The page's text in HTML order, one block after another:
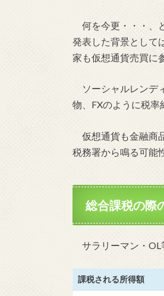
何を今更・・・、
発表した背景として
家も仮想通貨売買に
ソーシャルレンデ
物、FXのように税率
仮想通貨も金融商
税務署から鳴る可能
総合課税の際
サラリーマン・OL
課税される所得額